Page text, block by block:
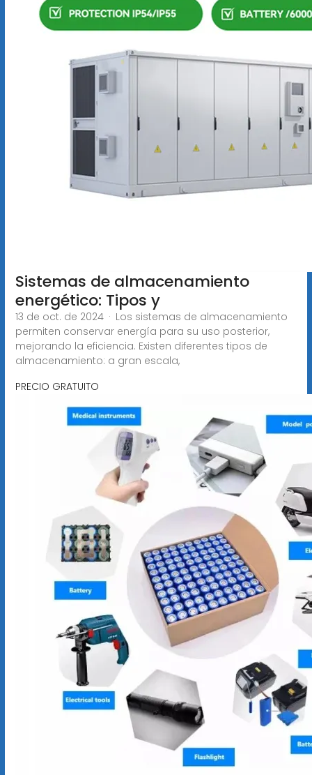
Sistemas de almacenamiento
energético: Tipos y
13 de oct. de 2024 · Los sistemas de almacenamiento
permiten conservar energía para su uso posterior,
mejorando la eficiencia. Existen diferentes tipos de
almacenamiento: a gran escala,
PRECIO GRATUITO